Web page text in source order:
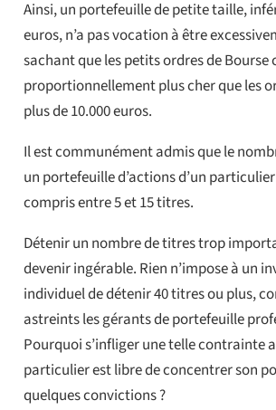
Ainsi, un portefeuille de petite taille,
euros, n’a pas vocation à être
sachant que les petits ordres de Bourse
proportionnellement plus cher que les
plus de 10.000 euros.
Il est communément admis que le
un portefeuille d’actions d’un
compris entre 5 et 15 titres.
Détenir un nombre de titres trop
devenir ingérable. Rien n’impose à un
individuel de détenir 40 titres ou plus,
astreints les gérants de portefeuille
Pourquoi s’infliger une telle contrainte
particulier est libre de concentrer son
quelques convictions ?